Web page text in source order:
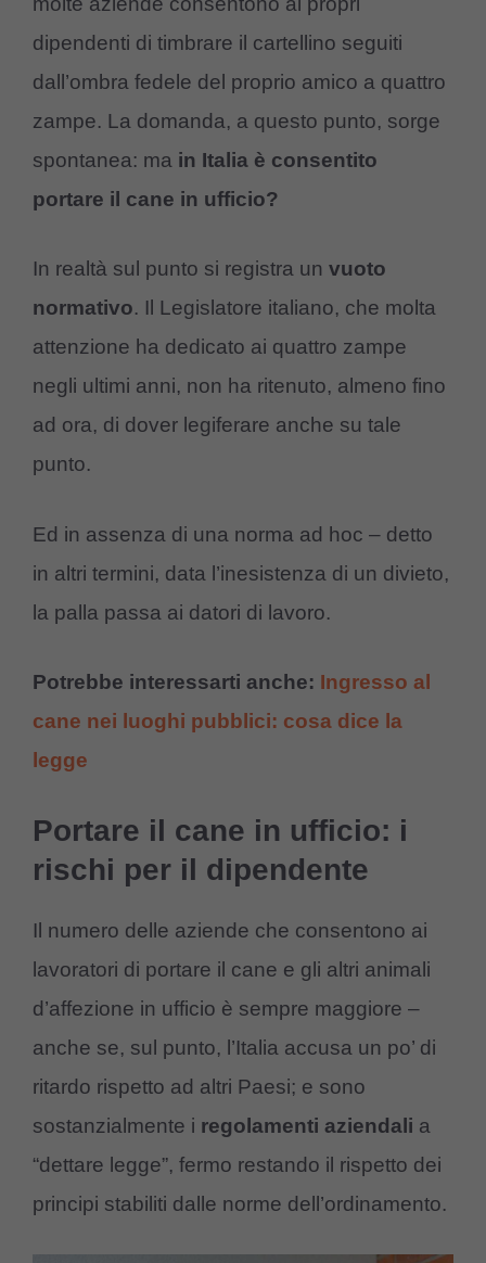
dipendenti di timbrare il cartellino seguiti
dall’ombra fedele del proprio amico a quattro
zampe. La domanda, a questo punto, sorge
spontanea: ma in Italia è consentito
portare il cane in ufficio?
In realtà sul punto si registra un vuoto
normativo. Il Legislatore italiano, che molta
attenzione ha dedicato ai quattro zampe
negli ultimi anni, non ha ritenuto, almeno fino
ad ora, di dover legiferare anche su tale
punto.
Ed in assenza di una norma ad hoc – detto
in altri termini, data l’inesistenza di un divieto,
la palla passa ai datori di lavoro.
Potrebbe interessarti anche: Ingresso al
cane nei luoghi pubblici: cosa dice la
legge
Portare il cane in ufficio: i
rischi per il dipendente
Il numero delle aziende che consentono ai
lavoratori di portare il cane e gli altri animali
d’affezione in ufficio è sempre maggiore –
anche se, sul punto, l’Italia accusa un po’ di
ritardo rispetto ad altri Paesi; e sono
sostanzialmente i regolamenti aziendali a
“dettare legge”, fermo restando il rispetto dei
principi stabiliti dalle norme dell’ordinamento.